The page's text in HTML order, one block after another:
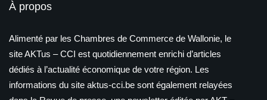
À propos
Alimenté par les Chambres de Commerce de Wallonie, le
site AKTus – CCI est quotidiennement enrichi d’articles
dédiés à l’actualité économique de votre région. Les
informations du site aktus-cci.be sont également relayées